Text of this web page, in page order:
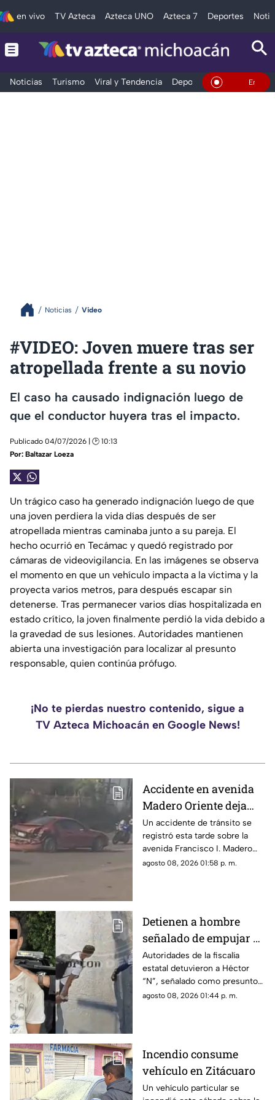
en vivo TV Azteca Azteca UNO Azteca 7 Deportes
Noticias Turismo Viral y Tendencia Deportes Espectáculos
En Vivo
Noticias Video
#VIDEO: Joven muere tras ser
atropellada frente a su novio
El caso ha causado indignación luego de
que el conductor huyera tras el impacto.
Publicado 04/07/2026 | 🕑 10:13
Por: Baltazar Loeza
Un trágico caso ha generado indignación luego de que
una joven perdiera la vida días después de ser
atropellada mientras caminaba junto a su pareja. El
hecho ocurrió en Tecámac y quedó registrado por
cámaras de videovigilancia. En las imágenes se observa
el momento en que un vehículo impacta a la víctima y la
proyecta varios metros, para después escapar sin
detenerse. Tras permanecer varios días hospitalizada en
estado crítico, la joven finalmente perdió la vida debido a
la gravedad de sus lesiones. Autoridades mantienen
abierta una investigación para localizar al presunto
responsable, quien continúa prófugo.
¡No te pierdas nuestro contenido, sigue a
TV Azteca Michoacán en Google News!
Accidente en avenida
Madero Oriente deja
daños materiales en
Morelia
Un accidente de tránsito se
registró esta tarde sobre la
avenida Francisco I. Madero
Oriente, en Morelia, a la altura
agosto 08, 2026 01:58 p. m.
Detienen a hombre
señalado de empujar a
adulto mayor que
murió arrollado por
tráiler
Autoridades de la fiscalía
estatal detuvieron a Héctor
“N”, señalado como presunto
responsable de empujar a un
agosto 08, 2026 01:44 p. m.
Incendio consume
vehículo en Zitácuaro
Un vehículo particular se